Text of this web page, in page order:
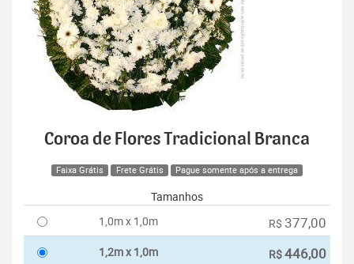
Coroa de Flores Tradicional Branca
Faixa Grátis Frete Grátis Pague somente após a entrega
Tamanhos
1,0m x 1,0m
R$ 377,00
1,2m x 1,0m R$446,00